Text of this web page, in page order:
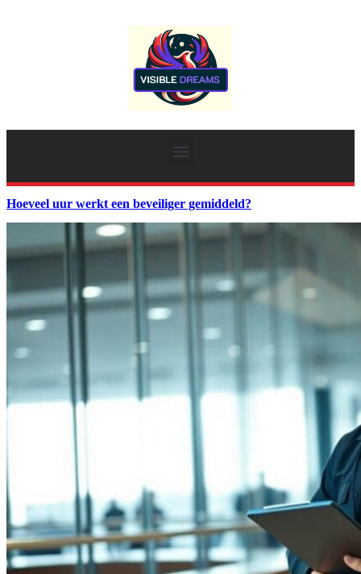
Hoeveel uur werkt een beveiliger gemiddeld?